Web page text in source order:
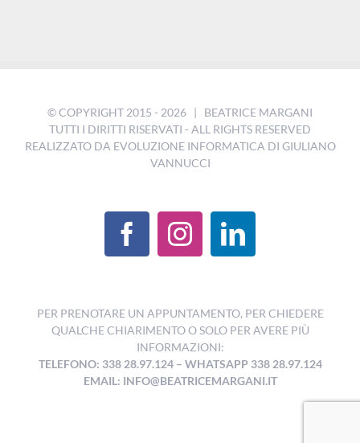
© COPYRIGHT 2015 - 2026 | BEATRICE MARGANI
TUTTI I DIRITTI RISERVATI - ALL RIGHTS RESERVED
REALIZZATO DA EVOLUZIONE INFORMATICA DI GIULIANO
VANNUCCI
PER PRENOTARE UN APPUNTAMENTO, PER CHIEDERE
QUALCHE CHIARIMENTO O SOLO PER AVERE PIÙ
INFORMAZIONI:
TELEFONO: 338 28.97.124– WHATSAPP 338 28.97.124
EMAIL: INFO@BEATRICEMARGANI.IT